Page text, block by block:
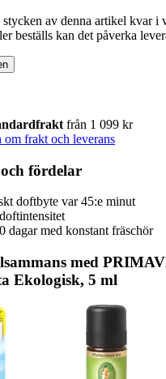
av denna artikel kvar i
beställs kan det påverka
från 1 099 kr
frakt och leverans
fördelar
doftbyte var 45:e minut
dagar med konstant fräschör
med
Ekologisk, 5 ml